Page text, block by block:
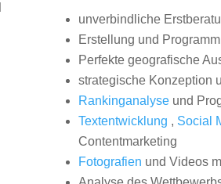
unverbindliche
Erstellung und
Perfekte geografische
strategische Konzeption
Rankinganalyseund
Textentwicklung , Social
Contentmarketing
Fotografien und Videos